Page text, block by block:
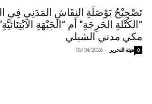
تَصْحِيْحُ بَوْصَلَةِ النِقَاشِ المَدَنِيِ فِي
”الكُتْلةِ الحَرِجَةِ“ أم ”الجَبْهَةِ
مكي مدني الشبلي
هيئة التحرير -
05/04/2026 0